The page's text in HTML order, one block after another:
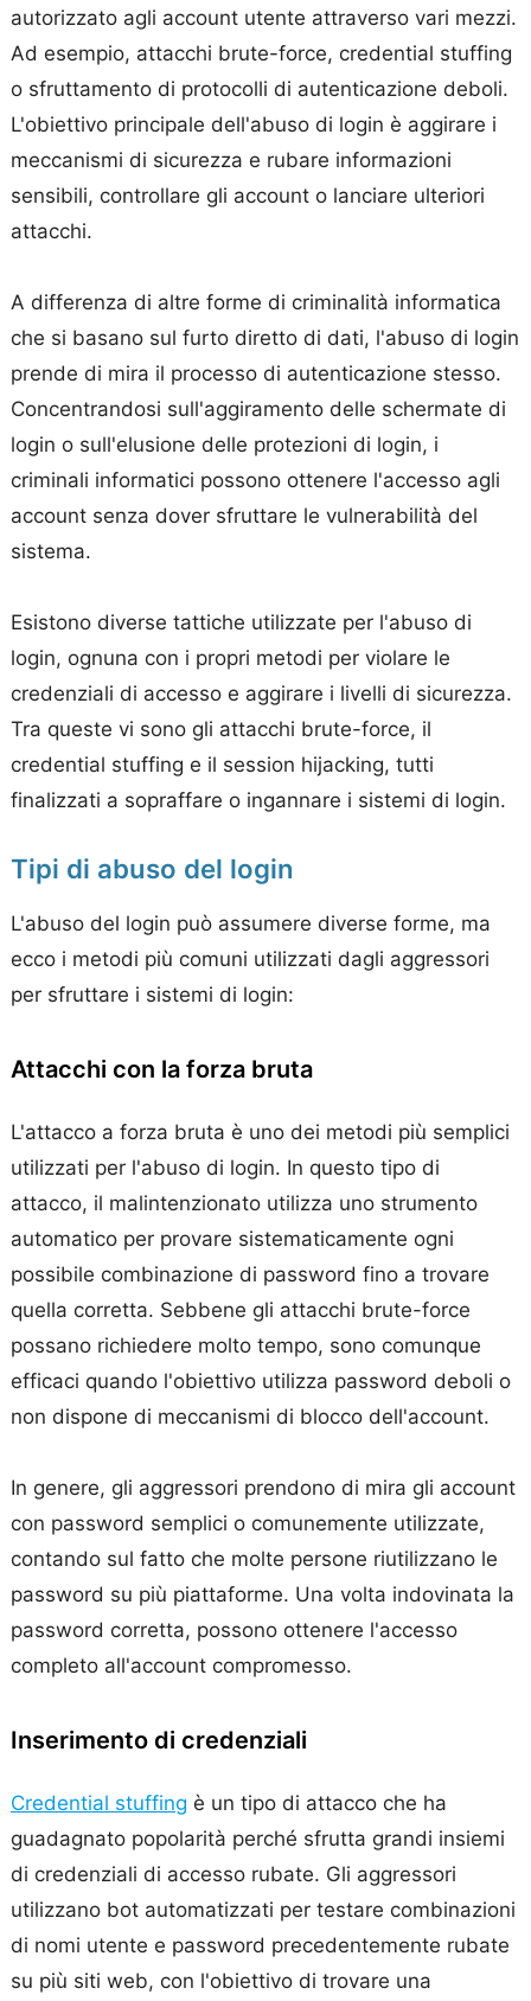
autorizzato agli account utente attraverso vari mezzi.
Ad esempio, attacchi brute-force, credential stuffing
o sfruttamento di protocolli di autenticazione deboli.
L'obiettivo principale dell'abuso di login è aggirare i
meccanismi di sicurezza e rubare informazioni
sensibili, controllare gli account o lanciare ulteriori
attacchi.
A differenza di altre forme di criminalità informatica
che si basano sul furto diretto di dati, l'abuso di login
prende di mira il processo di autenticazione stesso.
Concentrandosi sull'aggiramento delle schermate di
login o sull'elusione delle protezioni di login, i
criminali informatici possono ottenere l'accesso agli
account senza dover sfruttare le vulnerabilità del
sistema.
Esistono diverse tattiche utilizzate per l'abuso di
login, ognuna con i propri metodi per violare le
credenziali di accesso e aggirare i livelli di sicurezza.
Tra queste vi sono gli attacchi brute-force, il
credential stuffing e il session hijacking, tutti
finalizzati a sopraffare o ingannare i sistemi di login.
Tipi di abuso del login
L'abuso del login può assumere diverse forme, ma
ecco i metodi più comuni utilizzati dagli aggressori
per sfruttare i sistemi di login:
Attacchi con la forza bruta
L'attacco a forza bruta è uno dei metodi più semplici
utilizzati per l'abuso di login. In questo tipo di
attacco, il malintenzionato utilizza uno strumento
automatico per provare sistematicamente ogni
possibile combinazione di password fino a trovare
quella corretta. Sebbene gli attacchi brute-force
possano richiedere molto tempo, sono comunque
efficaci quando l'obiettivo utilizza password deboli o
non dispone di meccanismi di blocco dell'account.
In genere, gli aggressori prendono di mira gli account
con password semplici o comunemente utilizzate,
contando sul fatto che molte persone riutilizzano le
password su più piattaforme. Una volta indovinata la
password corretta, possono ottenere l'accesso
completo all'account compromesso.
Inserimento di credenziali
Credential stuffing è un tipo di attacco che ha
guadagnato popolarità perché sfrutta grandi insiemi
di credenziali di accesso rubate. Gli aggressori
utilizzano bot automatizzati per testare combinazioni
di nomi utente e password precedentemente rubate
su più siti web, con l'obiettivo di trovare una